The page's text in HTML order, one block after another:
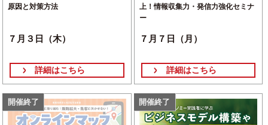
原因と対策方法
７月３日（木）
詳細はこちら
上！情報収集力・発信力強化セミナ
ー
７月７日（月）
詳細はこちら
開催終了 開催終了